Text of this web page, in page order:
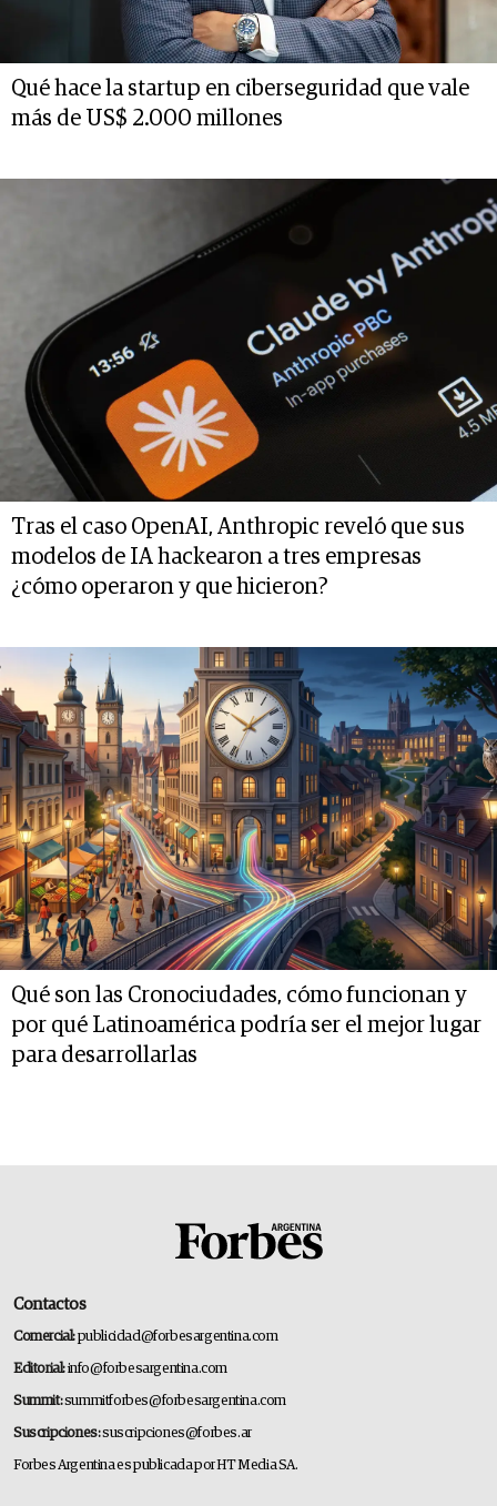
Qué hace la startup en ciberseguridad que vale
más de US$ 2.000 millones
Tras el caso OpenAI, Anthropic reveló que sus
modelos de IA hackearon a tres empresas
¿cómo operaron y que hicieron?
Qué son las Cronociudades, cómo funcionan y
por qué Latinoamérica podría ser el mejor lugar
para desarrollarlas
Contactos
Comercial:publicidad@forbesargentina.com
Editorial:info@forbesargentina.com
Summit:summitforbes@forbesargentina.com
Suscripciones:suscripciones@forbes.ar
Forbes Argentina es publicada por HT Media SA.